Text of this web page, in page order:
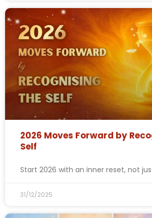
2026 Moves Forward by
Self
Start 2026 with an inner reset, not
31/12/2025